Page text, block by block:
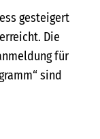
gesteigert
Die
für
sind